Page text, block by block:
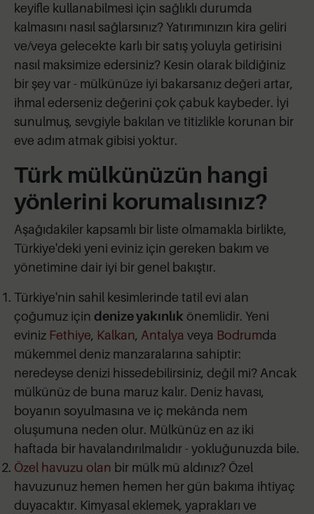
keyifle kullanabilmesi için sağlıklı durumda
kalmasını nasıl sağlarsınız? Yatırımınızın kira geliri
ve/veya gelecekte karlı bir satış yoluyla getirisini
nasıl maksimize edersiniz? Kesin olarak bildiğiniz
bir şey var - mülkünüze iyi bakarsanız değeri artar,
ihmal ederseniz değerini çok çabuk kaybeder. İyi
sunulmuş, sevgiyle bakılan ve titizlikle korunan bir
eve adım atmak gibisi yoktur.
Türk mülkünüzün hangi
yönlerini korumalısınız?
Aşağıdakiler kapsamlı bir liste olmamakla birlikte,
Türkiye'deki yeni eviniz için gereken bakım ve
yönetimine dair iyi bir genel bakıştır.
Türkiye'nin sahil kesimlerinde tatil evi alan
çoğumuz için denize yakınlık önemlidir. Yeni
eviniz Fethiye, Kalkan, Antalya veya Bodrumda
mükemmel deniz manzaralarına sahiptir:
neredeyse denizi hissedebilirsiniz, değil mi? Ancak
mülkünüz de buna maruz kalır. Deniz havası,
boyanın soyulmasına ve iç mekânda nem
oluşumuna neden olur. Mülkünüz en az iki
haftada bir havalandırılmalıdır - yokluğunuzda bile.
Özel havuzu olan bir mülk mü aldınız? Özel
havuzunuz hemen hemen her gün bakıma ihtiyaç
duyacaktır. Kimyasal eklemek, yaprakları ve